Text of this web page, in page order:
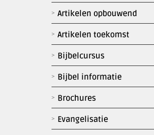
Artikelen opbouwend
Artikelen toekomst
Bijbelcursus
Bijbel informatie
Brochures
Evangelisatie